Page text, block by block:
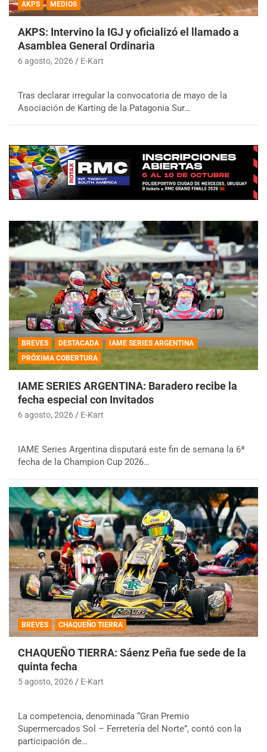
AKPS MEDIOS
AKPS: Intervino la IGJ y oficializó el llamado a
Asamblea General Ordinaria
6 agosto, 2026 E-Kart
Tras declarar irregular la convocatoria de mayo de la
Asociación de Karting de la Patagonia Sur…
BREVES DESTACADA
IAME SERIES ARGENTINA
PRÓXIMA COBERTURA
IAME SERIES ARGENTINA: Baradero recibe la
fecha especial con Invitados
6 agosto, 2026 E-Kart
IAME Series Argentina disputará este fin de semana la 6ª
fecha de la Champion Cup 2026…
BREVES CHAQUEÑO TIERRA
CHAQUEÑO TIERRA: Sáenz Peña fue sede de la
quinta fecha
5 agosto, 2026 E-Kart
La competencia, denominada “Gran Premio
Supermercados Sol – Ferretería del Norte”, contó con la
participación de…